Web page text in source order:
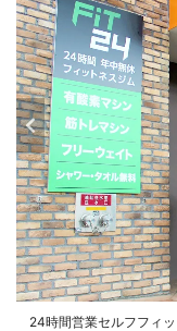
24時間営業セルフフィ